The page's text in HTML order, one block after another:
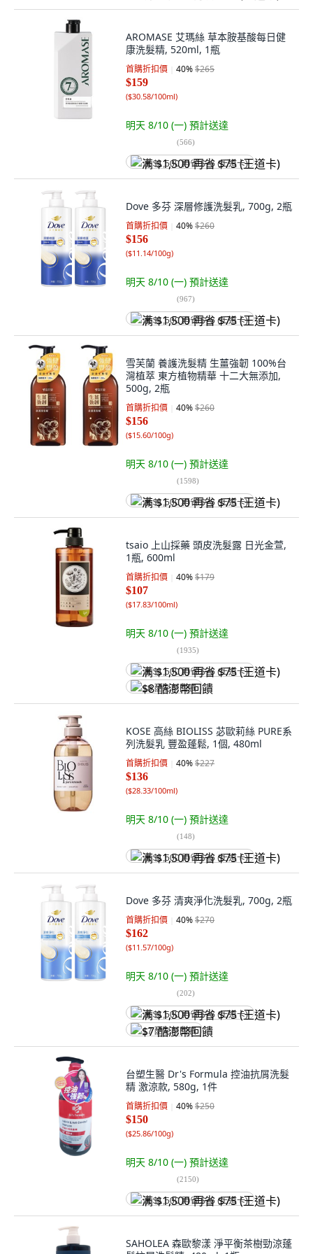
AROMASE 艾瑪絲 草本胺基酸每日健
康洗髮精, 520ml, 1瓶
首購折扣價 40%$265
$159
($30.58/100ml)
明天 8/10 (一) 預計送達
(566)
满 $1,500 再省 $75 (王道卡)
Dove 多芬 深層修護洗髮乳, 700g, 2瓶
首購折扣價 40%$260
$156
($11.14/100g)
明天 8/10 (一) 預計送達
(967)
满 $1,500 再省 $75 (王道卡)
雪芙蘭 養護洗髮精 生薑強韌 100%台
灣植萃 東方植物精華 十二大無添加,
500g, 2瓶
首購折扣價 40%$260
$156
($15.60/100g)
明天 8/10 (一) 預計送達
(1598)
满 $1,500 再省 $75 (王道卡)
tsaio 上山採藥 頭皮洗髮露 日光金萱,
1瓶, 600ml
首購折扣價 40%$179
$107
($17.83/100ml)
明天 8/10 (一) 預計送達
(1935)
满 $1,500 再省 $75 (王道卡)
$8 酷澎幣回饋
KOSE 高絲 BIOLISS 苾歐莉絲 PURE系
列洗髮乳 豐盈蓬鬆, 1個, 480ml
首購折扣價 40%$227
$136
($28.33/100ml)
明天 8/10 (一) 預計送達
(148)
满 $1,500 再省 $75 (王道卡)
Dove 多芬 清爽淨化洗髮乳, 700g, 2瓶
首購折扣價 40%$270
$162
($11.57/100g)
明天 8/10 (一) 預計送達
(202)
满 $1,500 再省 $75 (王道卡)
$7 酷澎幣回饋
台塑生醫 Dr's Formula 控油抗屑洗髮
精 激涼款, 580g, 1件
首購折扣價 40%$250
$150
($25.86/100g)
明天 8/10 (一) 預計送達
(2150)
满 $1,500 再省 $75 (王道卡)
SAHOLEA 森歐黎漾 淨平衡茶樹勁涼蓬